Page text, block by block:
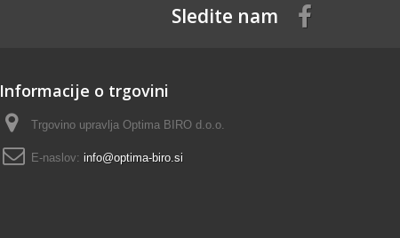
Sledite nam
Informacije o trgovini
Trgovino upravlja Optima BIRO d.o.o.
E-naslov: info@optima-biro.si